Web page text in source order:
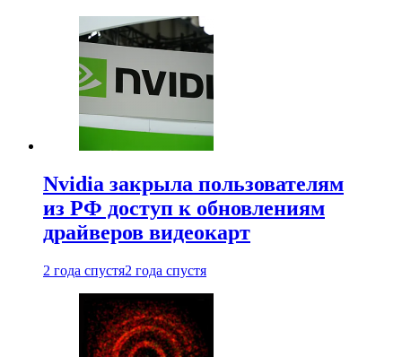
Nvidia закрыла пользователям
из РФ доступ к обновлениям
драйверов видеокарт
2 года спустя2 года спустя